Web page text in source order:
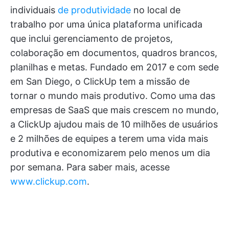
individuais de produtividade no local de
trabalho por uma única plataforma unificada
que inclui gerenciamento de projetos,
colaboração em documentos, quadros brancos,
planilhas e metas. Fundado em 2017 e com sede
em San Diego, o ClickUp tem a missão de
tornar o mundo mais produtivo. Como uma das
empresas de SaaS que mais crescem no mundo,
a ClickUp ajudou mais de 10 milhões de usuários
e 2 milhões de equipes a terem uma vida mais
produtiva e economizarem pelo menos um dia
por semana. Para saber mais, acesse
www.clickup.com.